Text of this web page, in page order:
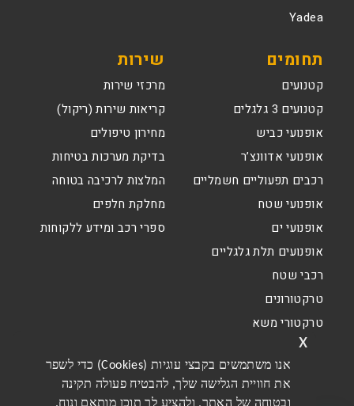
אנו משתמשים בקבצי עוגיות (Cookies) כדי לשפר
את חוויית הגלישה שלך, להבטיח פעולה תקינה
x
Yadea
תחומים
קטנועים
קטנועים 3 גלגלים
אופנועי כביש
אופנועי אדוונצ’ר
רכבים תפעוליים חשמליים
אופנועי שטח
אופנועי ים
אופנועים תלת גלגליים
רכבי שטח
טרקטורונים
טרקטורי משא
שירות
מרכזי שירות
קריאות שירות (ריקול)
מחירון טיפולים
בדיקת מערכות בטיחות
המלצות לרכיבה בטוחה
מחלקת חלפים
ספרי רכב ומידע ללקוחות